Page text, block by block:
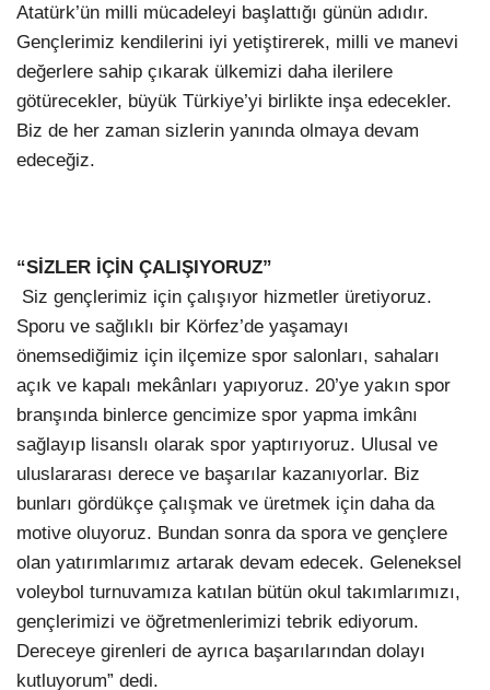
Atatürk’ün milli mücadeleyi başlattığı günün adıdır.
Gençlerimiz kendilerini iyi yetiştirerek, milli ve manevi
değerlere sahip çıkarak ülkemizi daha ilerilere
götürecekler, büyük Türkiye’yi birlikte inşa edecekler.
Biz de her zaman sizlerin yanında olmaya devam
edeceğiz.
“SİZLER İÇİN ÇALIŞIYORUZ”
Siz gençlerimiz için çalışıyor hizmetler üretiyoruz.
Sporu ve sağlıklı bir Körfez’de yaşamayı
önemsediğimiz için ilçemize spor salonları, sahaları
açık ve kapalı mekânları yapıyoruz. 20’ye yakın spor
branşında binlerce gencimize spor yapma imkânı
sağlayıp lisanslı olarak spor yaptırıyoruz. Ulusal ve
uluslararası derece ve başarılar kazanıyorlar. Biz
bunları gördükçe çalışmak ve üretmek için daha da
motive oluyoruz. Bundan sonra da spora ve gençlere
olan yatırımlarımız artarak devam edecek. Geleneksel
voleybol turnuvamıza katılan bütün okul takımlarımızı,
gençlerimizi ve öğretmenlerimizi tebrik ediyorum.
Dereceye girenleri de ayrıca başarılarından dolayı
kutluyorum” dedi.